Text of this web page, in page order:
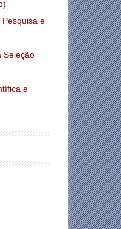
Pesquisa e
Seleção
e